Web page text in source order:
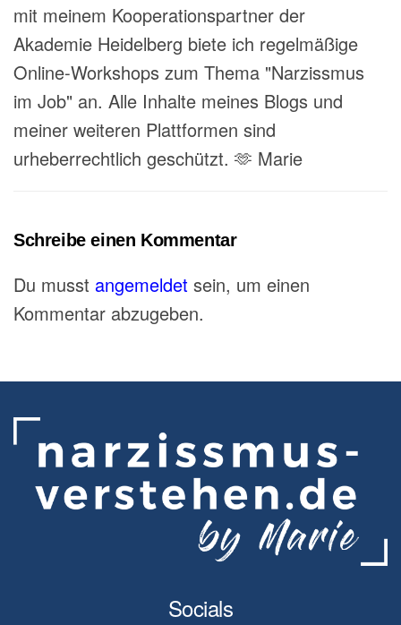
mit meinem Kooperationspartner der
Akademie Heidelberg biete ich regelmäßige
Online-Workshops zum Thema "Narzissmus
im Job" an. Alle Inhalte meines Blogs und
meiner weiteren Plattformen sind
urheberrechtlich geschützt. 🫶 Marie
Schreibe einen Kommentar
Du musst angemeldet sein, um einen
Kommentar abzugeben.
Socials